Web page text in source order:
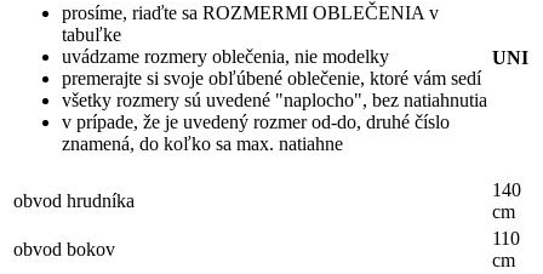
prosíme, riaďte sa ROZMERMI OBLEČENIA v
tabuľke
uvádzame rozmery oblečenia, nie modelky
premerajte si svoje obľúbené oblečenie, ktoré vám sedí
všetky rozmery sú uvedené "naplocho", bez natiahnutia
v prípade, že je uvedený rozmer od-do, druhé číslo
znamená, do koľko sa max. natiahne
UNI
obvod hrudníka
140
cm
obvod bokov
110
cm